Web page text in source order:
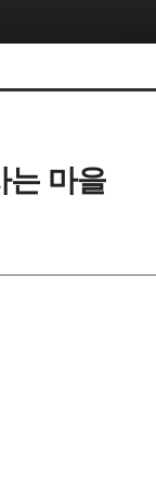
는 마을